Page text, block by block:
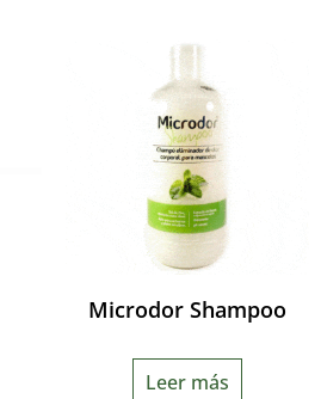
Microdor Shampoo
Leer más